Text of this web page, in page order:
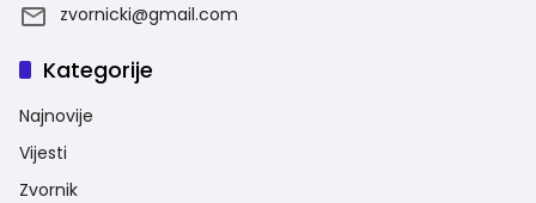
zvornicki@gmail.com
Kategorije
Najnovije
Vijesti
Zvornik